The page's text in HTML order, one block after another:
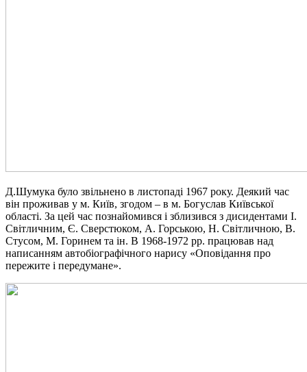
Д.Шумука було звільнено в листопаді 1967 року. Деякий час
він проживав у м. Київ, згодом – в м. Богуслав Київської
області. За цей час познайомився і зблизився з дисидентами І.
Світличним, Є. Сверстюком, А. Горською, Н. Світличною, В.
Стусом, М. Горинем та ін. В 1968-1972 рр. працював над
написанням автобіографічного нарису «Оповідання про
пережите і передумане».